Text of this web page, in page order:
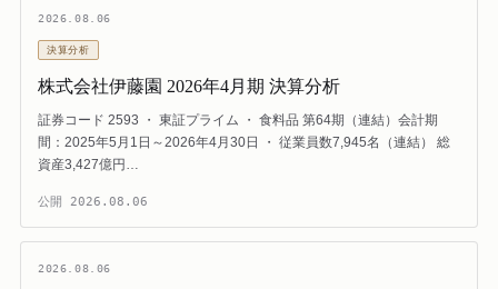
2026.08.06
決算分析
株式会社伊藤園 2026年4月期 決算分析
証券コード 2593 ・ 東証プライム ・ 食料品 第64期（連結）会計期
間：2025年5月1日～2026年4月30日 ・ 従業員数7,945名（連結） 総
資産3,427億円…
公開 2026.08.06
2026.08.06